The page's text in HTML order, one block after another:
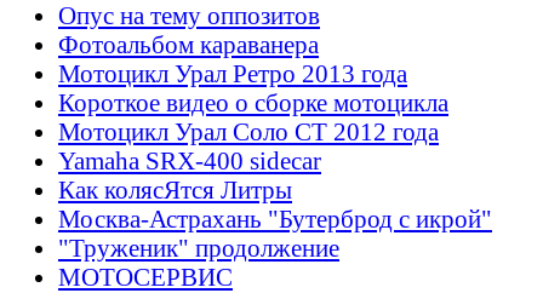
Опус на тему оппозитов
Фотоальбом караванера
Мотоцикл Урал Ретро 2013 года
Короткое видео о сборке мотоцикла
Мотоцикл Урал Соло СТ 2012 года
Yamaha SRX-400 sidecar
Как колясЯтся Литры
Москва-Астрахань "Бутерброд с икрой"
"Труженик" продолжение
МОТОСЕРВИС